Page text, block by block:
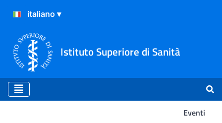
Istituto Superiore di Sanità
Eventi